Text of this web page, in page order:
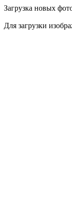
Загрузка новых
Для загрузки